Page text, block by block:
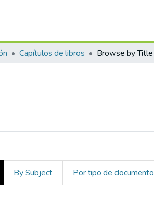
Capítulos de libros Browse by Title
By Subject Por tipo de documento